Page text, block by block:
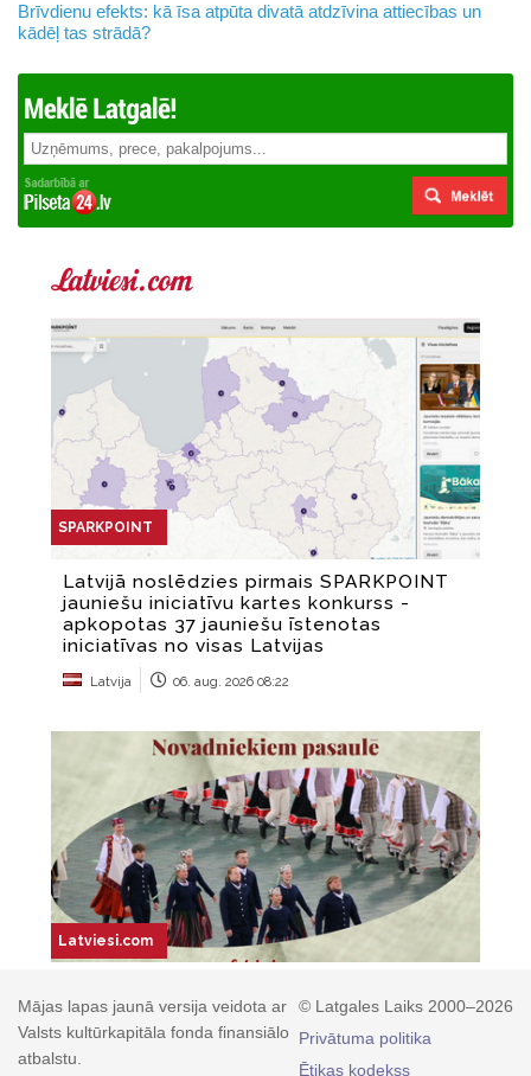
Brīvdienu efekts: kā īsa atpūta divatā atdzīvina attiecības un
kādēļ tas strādā?
© Latgales Laiks 2000–2026
Privātuma politika
Ētikas kodekss
Mājas lapas jaunā versija veidota ar
Valsts kultūrkapitāla fonda finansiālo
atbalstu.